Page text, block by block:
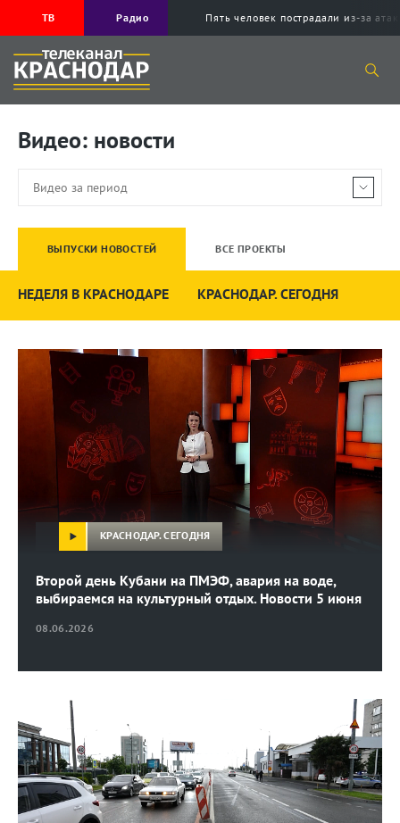
ТВ Радио Пять человек пострадали из-за
Видео: новости
ВЫПУСКИ НОВОСТЕЙ ВСЕ ПРОЕКТЫ
НЕДЕЛЯ В КРАСНОДАРЕ КРАСНОДАР. СЕГОДНЯ
08.06.2026
Второй день Кубани на ПМЭФ, авария на воде,
выбираемся на культурный отдых. Новости 5 июня
КРАСНОДАР. СЕГОДНЯ